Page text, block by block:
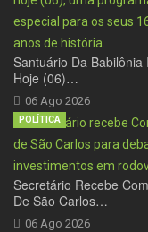
Santuário Da Babilônia
Hoje (06)…
06 Ago 2026
Secretário Recebe
De São Carlos…
06 Ago 2026
POLÍTICA